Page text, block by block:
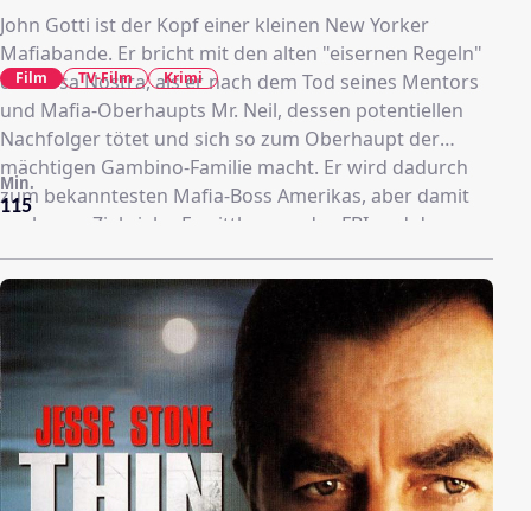
John Gotti ist der Kopf einer kleinen New Yorker
Mafiabande. Er bricht mit den alten "eisernen Regeln"
der Cosa Nostra, als er nach dem Tod seines Mentors
und Mafia-Oberhaupts Mr. Neil, dessen potentiellen
Nachfolger tötet und sich so zum Oberhaupt der
mächtigen Gambino-Familie macht. Er wird dadurch
zum bekanntesten Mafia-Boss Amerikas, aber damit
auch zum Ziel vieler Ermittlungen des FBI und der
Staatsanwaltschaft. Alle Anschuldigungen prallen
jedoch an ihm ab und mit seinem loyalen Freund
Sammy Garvano regiert er in New York City wie in den
alten, guten Zeiten der Cosa Nostra, bis…
115
Min.
Film TV-Film Krimi